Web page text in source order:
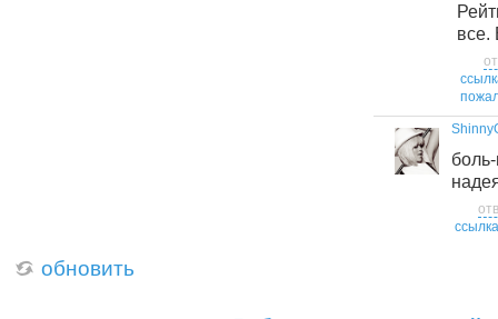
все.
ссылка
обновить